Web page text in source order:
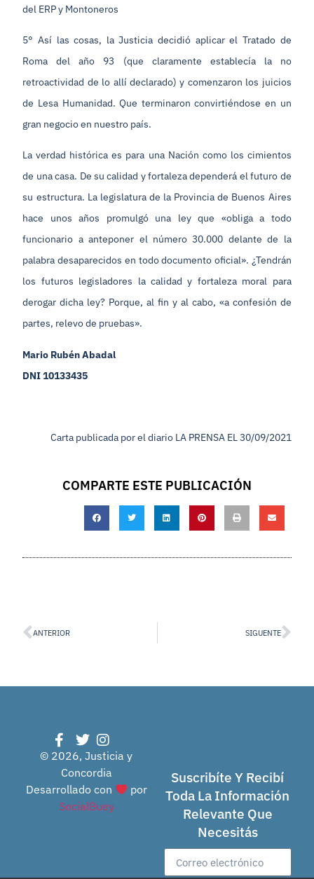
del ERP y Montoneros
5° Así las cosas, la Justicia decidió aplicar el Tratado de
Roma del año 93 (que claramente establecía la no
retroactividad de lo allí declarado) y comenzaron los juicios
de Lesa Humanidad. Que terminaron convirtiéndose en un
gran negocio en nuestro país.
La verdad histórica es para una Nación como los cimientos
de una casa. De su calidad y fortaleza dependerá el futuro de
su estructura. La legislatura de la Provincia de Buenos Aires
hace unos años promulgó una ley que «obliga a todo
funcionario a anteponer el número 30.000 delante de la
palabra desaparecidos en todo documento oficial». ¿Tendrán
los futuros legisladores la calidad y fortaleza moral para
derogar dicha ley? Porque, al fin y al cabo, «a confesión de
partes, relevo de pruebas».
Mario Rubén Abadal
DNI 10133435
Carta publicada por el diario LA PRENSA EL 30/09/2021
COMPARTE ESTE PUBLICACIÓN
ANTERIOR SIGUENTE
© 2026, Justicia y
Concordia
Desarrollado con
por
SocialBuey
Suscribíte Y Recibí
Toda La Información
Relevante Que
Necesitás